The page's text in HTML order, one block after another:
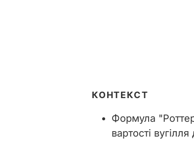
КОНТЕКСТ
Формула
вартості